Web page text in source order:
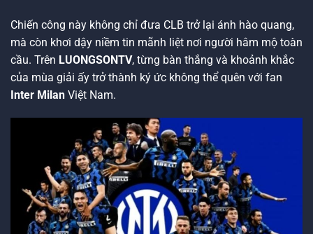
Chiến công này không chỉ đưa CLB trở lại ánh hào quang,
mà còn khơi dậy niềm tin mãnh liệt nơi người hâm mộ toàn
cầu. Trên LUONGSONTV, từng bàn thắng và khoảnh khắc
của mùa giải ấy trở thành ký ức không thể quên với fan
Inter Milan Việt Nam.